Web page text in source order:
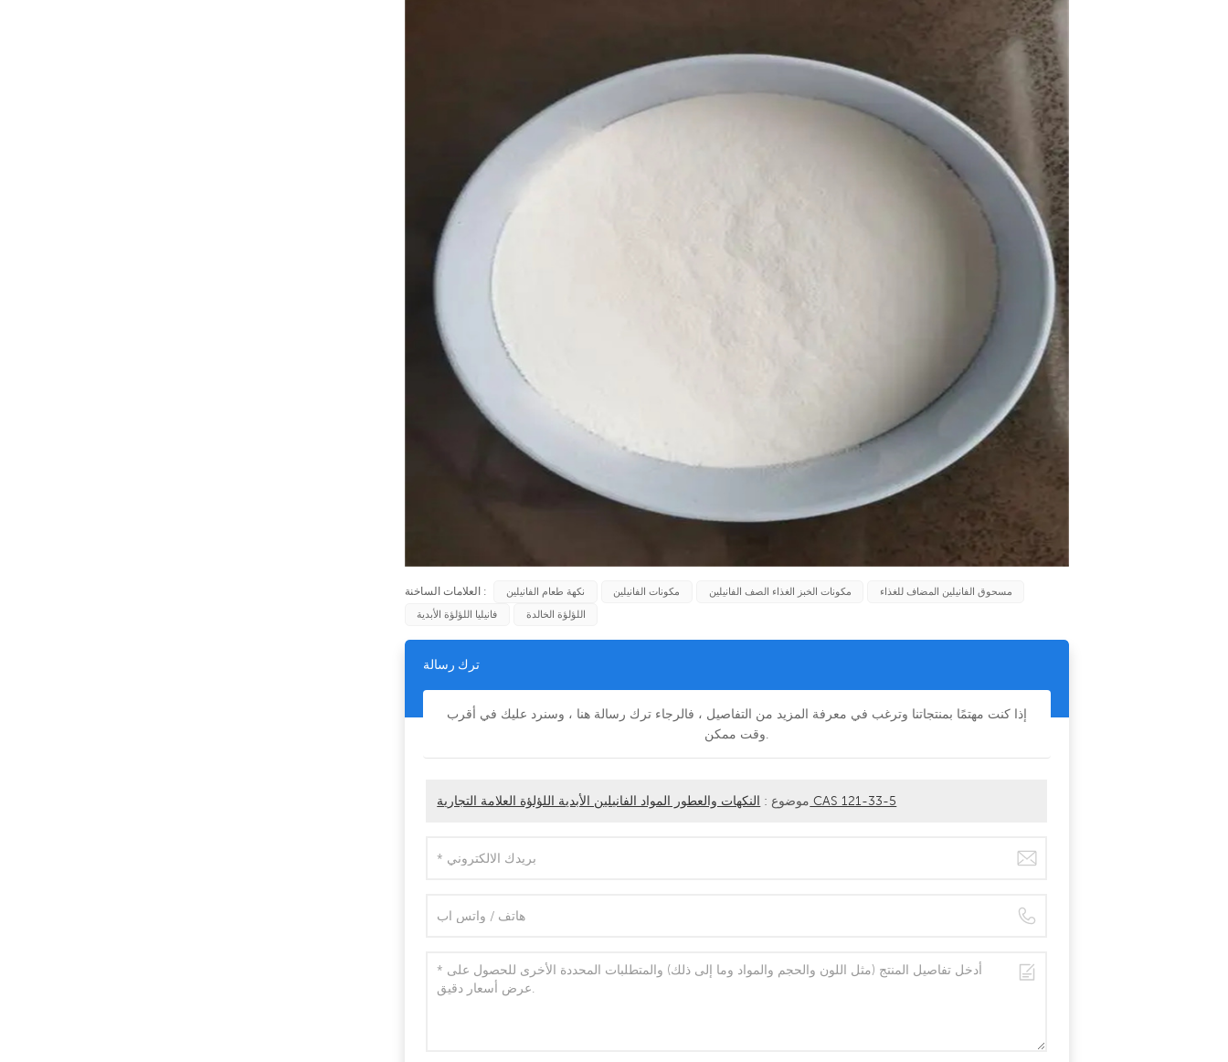
العلامات الساخنة : نكهة طعام الفانيلين مكونات الفانيلين مكونات الخبز الغذاء الصف الفانيلين
مسحوق الفانيلين المضاف للغذاء
فانيليا اللؤلؤة الأبدية
اللؤلؤة الخالدة
ترك رسالة
إذا كنت مهتمًا بمنتجاتنا وترغب في معرفة المزيد من التفاصيل ، فالرجاء ترك رسالة هنا ، وسنرد عليك في أقرب
موضوع : النكهات والعطور المواد الفانيلين الأبدية اللؤلؤة العلامة التجارية CAS 121-33-5